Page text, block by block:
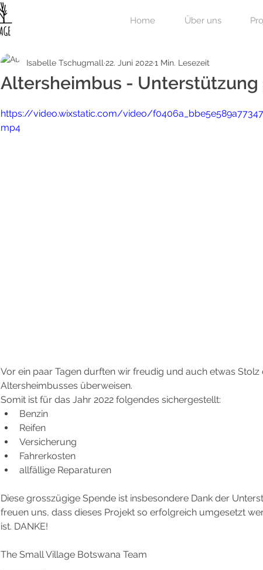
Home Über uns
Altersheimbus -
Isabelle Tschugmall 22. Juni 20221 Min. Lesezeit
https://video.wixstatic.com/video/
mp4
Vor ein paar Tagen durften wir freudig und auch etwas Stolz
Altersheimbusses überweisen.
Somit ist für das Jahr 2022 folgendes sichergestellt:
Benzin
Reifen
Versicherung
Fahrerkosten
allfällige Reparaturen
Diese grosszügige Spende ist insbesondere Dank der
freuen uns, dass dieses Projekt so erfolgreich umgesetzt
ist. DANKE!
The Small Village Botswana Team